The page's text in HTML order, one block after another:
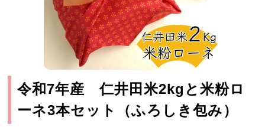
令和7年産 仁井田米2kgと米粉ロ
ーネ3本セット（ふろしき包み）